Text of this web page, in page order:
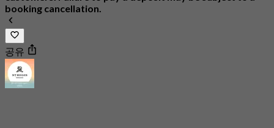
booking cancellation.
공유